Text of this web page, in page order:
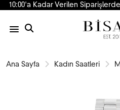
10:00'a Kadar Verilen
Ana Sayfa Kadın Saatleri